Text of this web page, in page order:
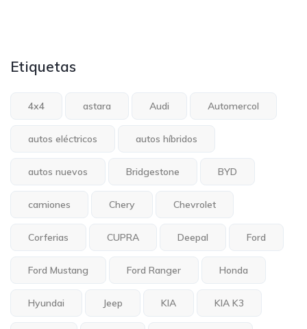
Etiquetas
4x4 astara Audi Automercol
autos eléctricos autos híbridos
autos nuevos Bridgestone BYD
camiones Chery Chevrolet
Corferias CUPRA Deepal Ford
Ford Mustang Ford Ranger Honda
Hyundai Jeep KIA KIA K3